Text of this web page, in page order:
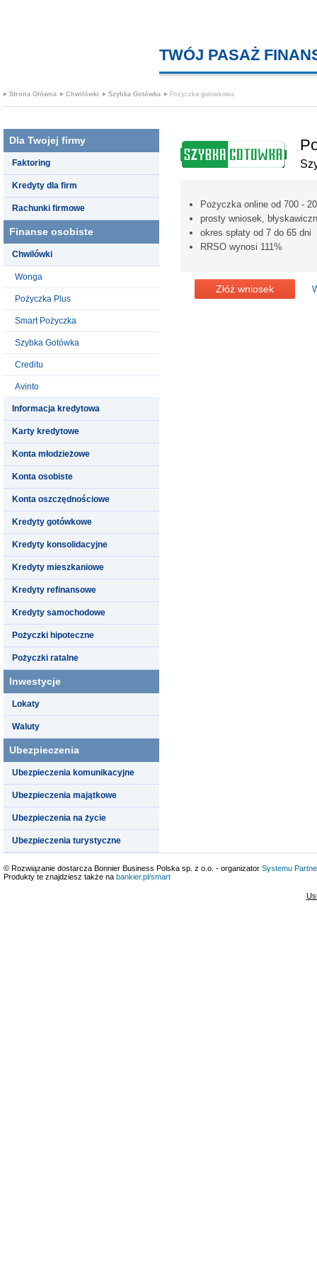
TWÓJ PASAŻ
Strona Główna Chwilówki Szybka Gotówka Pozyczka gotowkowa
Dla Twojej firmy
Faktoring
Kredyty dla firm
Rachunki firmowe
Finanse osobiste
Chwilówki
Wonga
Pożyczka Plus
Smart Pożyczka
Szybka Gotówka
Creditu
Avinto
Informacja kredytowa
Karty kredytowe
Konta młodzieżowe
Konta osobiste
Konta oszczędnościowe
Kredyty gotówkowe
Kredyty konsolidacyjne
Kredyty mieszkaniowe
Kredyty refinansowe
Kredyty samochodowe
Pożyczki hipoteczne
Pożyczki ratalne
Inwestycje
Lokaty
Waluty
Ubezpieczenia
Ubezpieczenia komunikacyjne
Ubezpieczenia majątkowe
Ubezpieczenia na życie
Ubezpieczenia turystyczne
Pożyczka online od 700 -
prosty wniosek,
okres spłaty od 7 do 65 dni
RRSO wynosi 111%
Złóż wniosek
© Rozwiązanie dostarcza Bonnier Business Polska sp. z o.o. - organizator Systemu
Produkty te znajdziesz także na bankier.pl/smart